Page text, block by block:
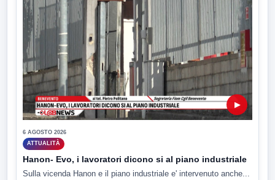
▶
6 AGOSTO 2026
ATTUALITÀ
Hanon- Evo, i lavoratori dicono si al piano industriale
Sulla vicenda Hanon e il piano industriale e' intervenuto anche...